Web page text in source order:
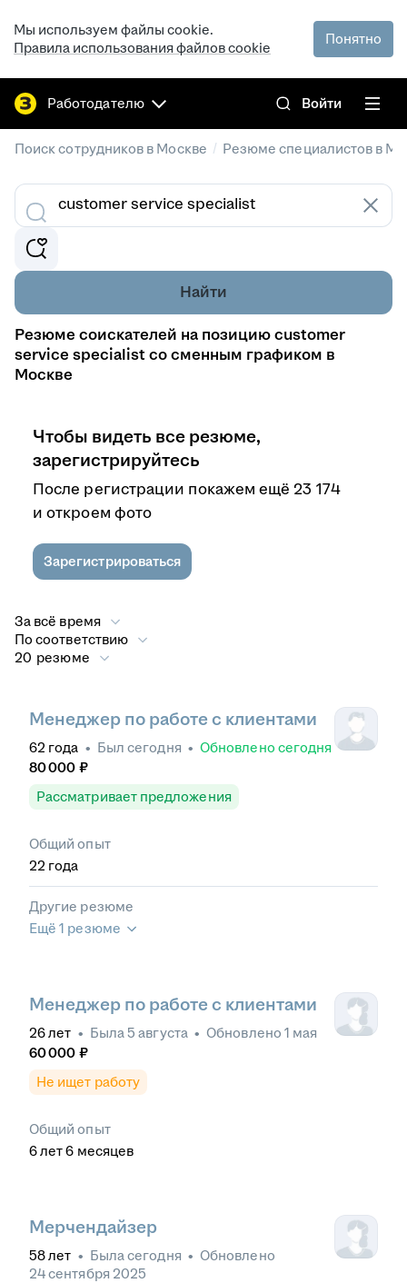
Мы используем файлы cookie.
Правила использования файлов cookie
Понятно
Работодателю Войти
Поиск сотрудников в Москве / Резюме специалистов в
Найти
Резюме соискателей на позицию customer
service specialist со сменным графиком в
Москве
Чтобы видеть все резюме,
зарегистрируйтесь
После регистрации покажем ещё 23 174
и откроем фото
Зарегистрироваться
За всё время
По соответствию
20 резюме
Менеджер по работе с клиентами
62 года • Был сегодня • Обновлено сегодня
80 000 ₽
Рассматривает предложения
Общий опыт
22 года
Другие резюме
Ещё 1 резюме
Менеджер по работе с клиентами
26лет • Была5 августа • Обновлено 1 мая
60 000 ₽
Не ищет работу
Общий опыт
6лет 6 месяцев
Мерчендайзер
58лет • Быласегодня • Обновлено
24 сентября 2025